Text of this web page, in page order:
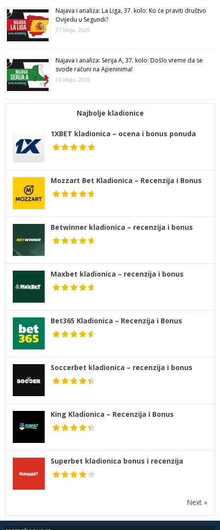
Najava i analiza: La Liga, 37. kolo: Ko će praviti društvo
Ovijedu u Segundi?
17 Maja, 2026
Najava i analiza: Serija A, 37. kolo: Došlo vreme da se
svode računi na Apeninima!
16 Maja, 2026
Najbolje kladionice
1XBET kladionica – ocena i bonus ponuda
Mozzart Bet Kladionica – Recenzija i Bonus
Betwinner kladionica – recenzija i bonus
Maxbet kladionica – recenzija i bonus
Bet365 Kladionica – Recenzija i Bonus
Soccerbet kladionica – recenzija i bonus
King Kladionica – Recenzija i Bonus
Superbet kladionica bonus i recenzija
Next »